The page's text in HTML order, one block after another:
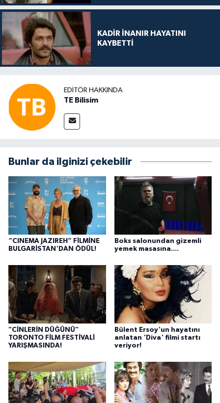
KADİR İNANIR HAYATINI
KAYBETTİ
EDITÖR HAKKINDA
TE Bilisim
Bunlar da ilginizi çekebilir
“CINEMA JAZIREH” FİLMİNE
BULGARİSTAN'DAN ÖDÜL!
Boks salonundan gizemli
yemek masasına....
"CİNLERİN DÜĞÜNÜ"
TORONTO FİLM FESTİVALİ
YARIŞMASINDA!
Bülent Ersoy'un hayatını
anlatan 'Diva' filmi startı
veriyor!